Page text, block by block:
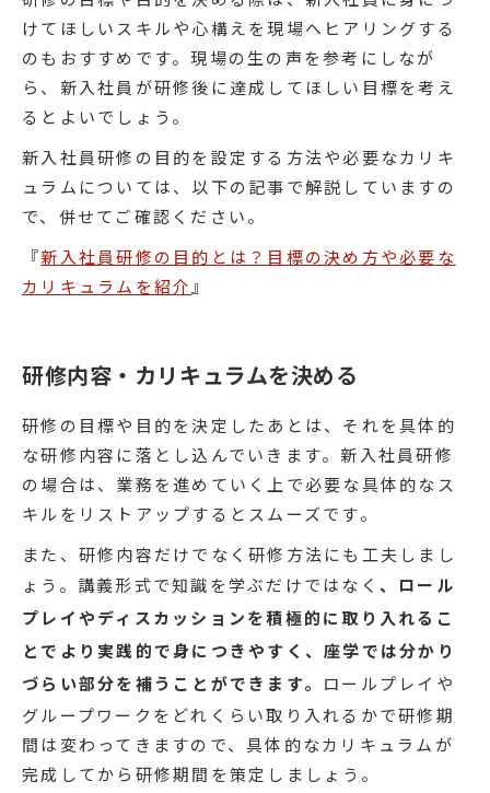
けてほしいスキルや心構えを現場へヒアリングする
のもおすすめです。現場の生の声を参考にしなが
ら、新入社員が研修後に達成してほしい目標を考え
るとよいでしょう。
新入社員研修の目的を設定する方法や必要なカリキ
ュラムについては、以下の記事で解説していますの
で、併せてご確認ください。
『新入社員研修の目的とは？目標の決め方や必要な
カリキュラムを紹介 』
研修内容・カリキュラムを決める
研修の目標や目的を決定したあとは、それを具体的
な研修内容に落とし込んでいきます。新入社員研修
の場合は、業務を進めていく上で必要な具体的なス
キルをリストアップするとスムーズです。
また、研修内容だけでなく研修方法にも工夫しまし
ょう。講義形式で知識を学ぶだけではなく 、ロール
プレイやディスカッションを積極的に取り入れるこ
とでより実践的で身につきやすく、座学では分かり
づらい部分を補うことができます。 ロールプレイや
グループワークをどれくらい取り入れるかで研修期
間は変わってきますので、具体的なカリキュラムが
完成してから研修期間を策定しましょう。